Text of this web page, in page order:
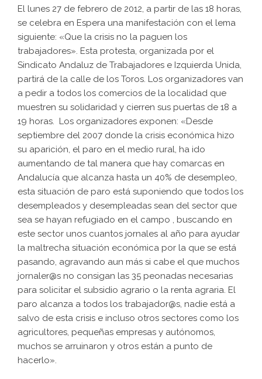
El lunes 27 de febrero de 2012, a partir de las 18 horas,
se celebra en Espera una manifestación con el lema
siguiente: «Que la crisis no la paguen los
trabajadores». Esta protesta, organizada por el
Sindicato Andaluz de Trabajadores e Izquierda Unida,
partirá de la calle de los Toros. Los organizadores van
a pedir a todos los comercios de la localidad que
muestren su solidaridad y cierren sus puertas de 18 a
19 horas. Los organizadores exponen: «Desde
septiembre del 2007 donde la crisis económica hizo
su aparición, el paro en el medio rural, ha ido
aumentando de tal manera que hay comarcas en
Andalucía que alcanza hasta un 40% de desempleo,
esta situación de paro está suponiendo que todos los
desempleados y desempleadas sean del sector que
sea se hayan refugiado en el campo , buscando en
este sector unos cuantos jornales al año para ayudar
la maltrecha situación económica por la que se está
pasando, agravando aun más si cabe el que muchos
jornaler@s no consigan las 35 peonadas necesarias
para solicitar el subsidio agrario o la renta agraria. El
paro alcanza a todos los trabajador@s, nadie está a
salvo de esta crisis e incluso otros sectores como los
agricultores, pequeñas empresas y autónomos,
muchos se arruinaron y otros están a punto de
hacerlo».